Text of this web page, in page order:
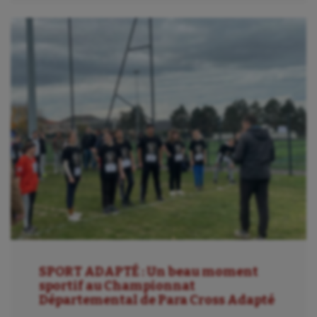
Randonnée / Marche
Roller-derby
Sarbacane
Sauvetage sportif
Sport adapté
Sport handicap
Sport santé
Sport-entreprise
SPORT ADAPTÉ : Un beau moment
sportif au Championnat
Départemental de Para Cross Adapté